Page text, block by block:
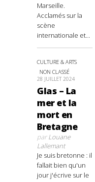
Marseille.
Acclamés sur la
scène
internationale et...
CULTURE & ARTS
NON CLASSÉ
28 JUILLET 2024
Glas – La
mer et la
mort en
Bretagne
parLouane
Lallemant
Je suis bretonne : il
fallait bien qu'un
jour j'écrive sur le